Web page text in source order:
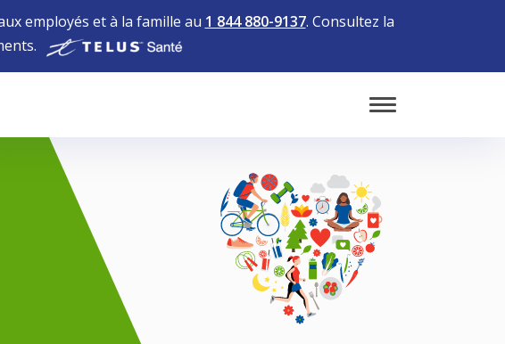
employés et à la famille au 1 844 880-9137. Consultez la
Toggle Mobile